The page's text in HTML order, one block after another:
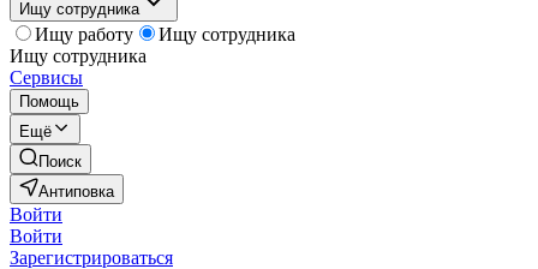
Ищу сотрудника
Ищу работу
Ищу сотрудника
Ищу сотрудника
Сервисы
Помощь
Ещё
Поиск
Антиповка
Войти
Войти
Зарегистрироваться